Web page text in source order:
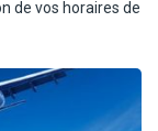
Park, etc.
de vos horaires de